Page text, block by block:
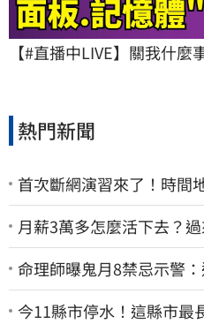
【#直播中LIVE】關我什麼
熱門新聞
首次斷網演習來了！時間
月薪3萬多怎麼活下去？
命理師曝鬼月8禁忌示警
今11縣市停水！這縣市最